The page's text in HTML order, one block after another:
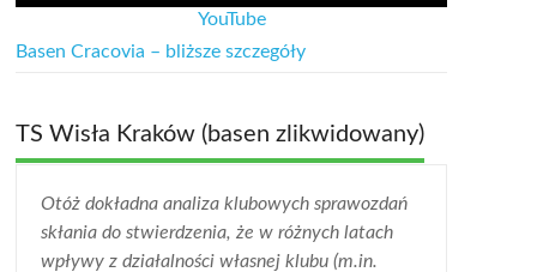
YouTube
Basen Cracovia – bliższe szczegóły
TS Wisła Kraków (basen zlikwidowany)
Otóż dokładna analiza klubowych sprawozdań
skłania do stwierdzenia, że w różnych latach
wpływy z działalności własnej klubu (m.in.